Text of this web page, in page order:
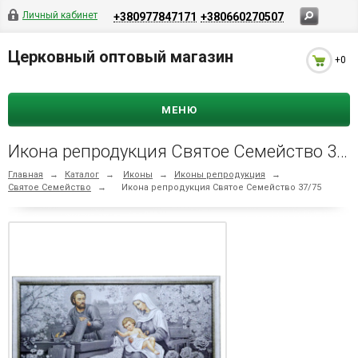
Личный кабинет +380977847171 +380660270507
Церковный оптовый магазин +0
МЕНЮ
Икона репродукция Святое Семейство 37/75
Главная → Каталог → Иконы → Иконы репродукция
→
Святое Семейство
→ Икона репродукция Святое Семейство 37/75